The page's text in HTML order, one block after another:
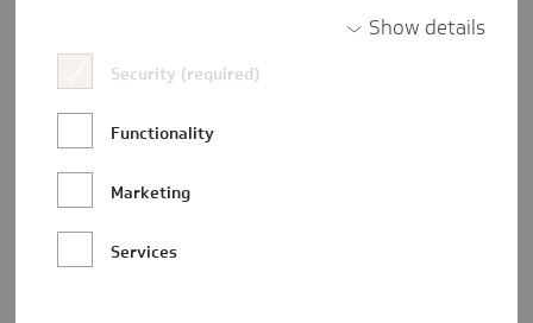
Show details
Security (required)
Functionality
Marketing
Services